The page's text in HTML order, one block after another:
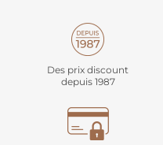
Des prix discount
depuis 1987